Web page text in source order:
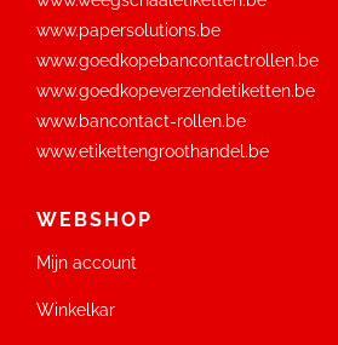
www.papersolutions.be
www.goedkopebancontactrollen.be
www.goedkopeverzendetiketten.be
www.bancontact-rollen.be
www.etikettengroothandel.be
WEBSHOP
Mijn account
Winkelkar